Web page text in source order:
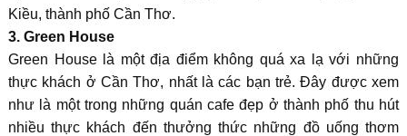
Kiều, thành phố Cần Thơ.
3. Green House
Green House là một địa điểm không quá xa lạ với những
thực khách ở Cần Thơ, nhất là các bạn trẻ. Đây được xem
như là một trong những quán cafe đẹp ở thành phố thu hút
nhiều thực khách đến thưởng thức những đồ uống thơm